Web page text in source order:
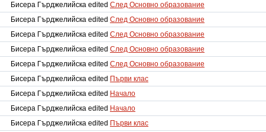
Бисера Гърджелийска edited След Основно образование
Бисера Гърджелийска edited След Основно образование
Бисера Гърджелийска edited След Основно образование
Бисера Гърджелийска edited След Основно образование
Бисера Гърджелийска edited След Основно образование
Бисера Гърджелийска edited Първи клас
Бисера Гърджелийска edited Начало
Бисера Гърджелийска edited Начало
Бисера Гърджелийска edited Първи клас